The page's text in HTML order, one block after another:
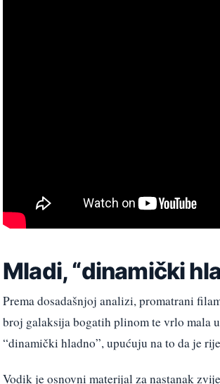
Mladi, “dinamički
Prema dosadašnjoj analizi, promatrani
broj galaksija bogatih plinom te vrlo mala
“dinamički hladno”, upućuju na to da je
Vodik je osnovni materijal za nastanak